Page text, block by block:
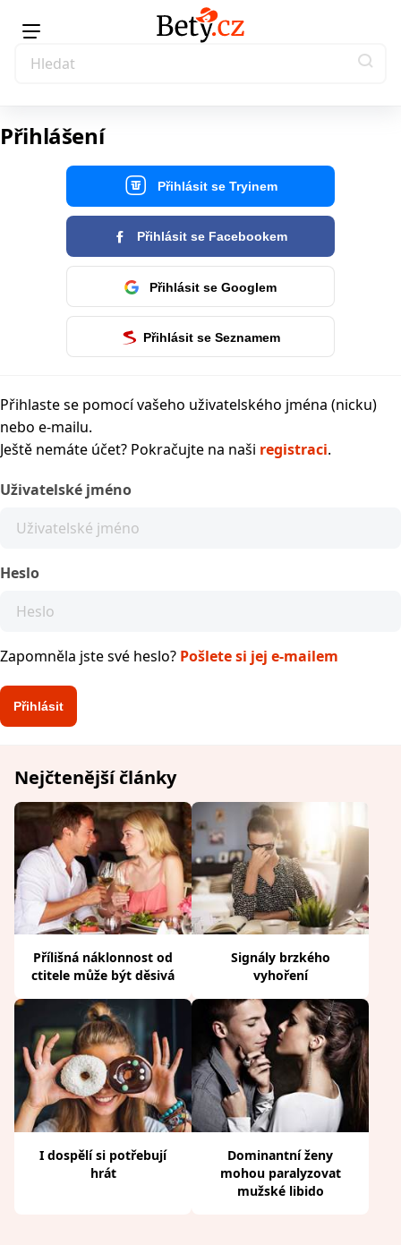
Přihlášení
Přihlásit se Tryinem
Přihlásit se Facebookem
Přihlásit se Googlem
Přihlásit se Seznamem
Přihlaste se pomocí vašeho uživatelského jména (nicku)
nebo e-mailu.
Ještě nemáte účet? Pokračujte na naši registraci.
Uživatelské jméno
Heslo
Zapomněla jste své heslo? Pošlete si jej e-mailem
Nejčtenější články
Přílišná náklonnost od
ctitele může být děsivá
Signály brzkého
vyhoření
I dospělí si potřebují
hrát
Dominantní ženy
mohou paralyzovat
mužské libido